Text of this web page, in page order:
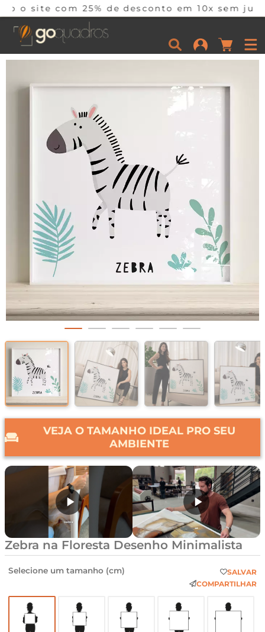
25% de desconto em 10x sem juros por
VEJA O TAMANHO IDEAL PRO SEU
AMBIENTE
Zebra na Floresta Desenho Minimalista
Selecione um tamanho (cm)
SALVAR
COMPARTILHAR